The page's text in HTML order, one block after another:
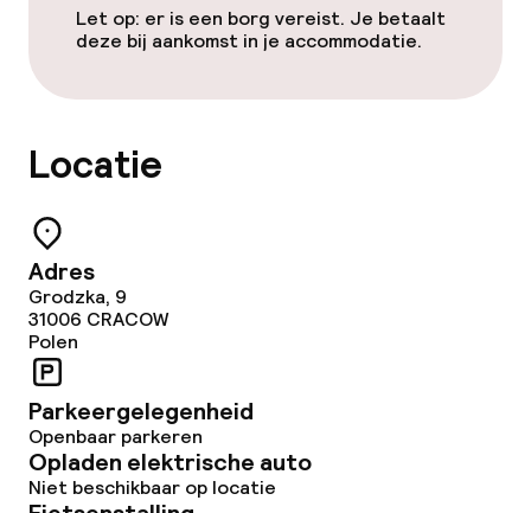
Let op: er is een borg vereist. Je betaalt
deze bij aankomst in je accommodatie.
Locatie
Adres
Grodzka, 9
31006 CRACOW
Polen
Parkeergelegenheid
Openbaar parkeren
Opladen elektrische auto
Niet beschikbaar op locatie